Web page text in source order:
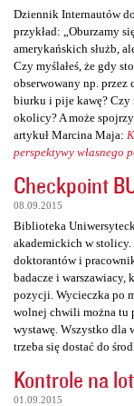
Dziennik Internautów
przykład: „Oburzamy
amerykańskich służb,
Czy myślałeś, że gdy
obserwowany np. przez
biurku i pije kawę? Czy
okolicy? A może
artykuł Marcina Maja:
perspektywy własnego
Checkpoint
08.09.2015
Biblioteka
akademickich w stolicy.
doktorantów i
badacze i
pozycji. Wycieczka po
wolnej chwili można tu
wystawę. Wszystko dla
trzeba się dostać do
Kontrole na
01.09.2015